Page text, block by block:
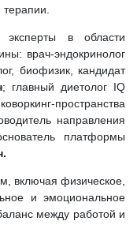
в области
врач-эндокринолог
биофизик, кандидат
; главный диетолог IQ
пространства
направления
платформы
включая физическое,
и эмоциональное
между работой и